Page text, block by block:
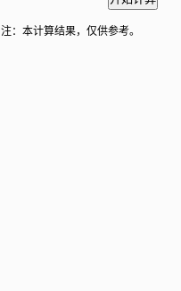
注：本计算结果，仅供参考。